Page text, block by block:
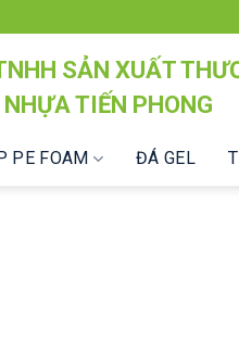
SẢN XUẤT
NHỰA TIẾN PHONG
PE FOAM ĐÁ GEL